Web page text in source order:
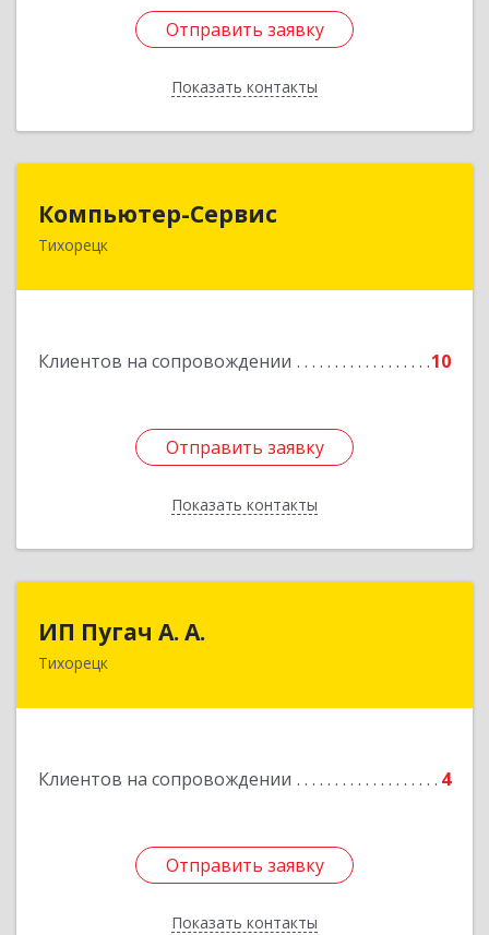
Отправить заявку
Показать контакты
Отправить заявку
Назад
Компьютер-Сервис
Тихорецк
Клиентов на сопровождении 10
Отправить заявку
Показать контакты
352040, Краснодарский край, Павловский р-н,
Отправить заявку
Назад
ИП Пугач А. А.
Тихорецк
Клиентов на сопровождении 4
Отправить заявку
Показать контакты
352114, Краснодарский край, Тихорецкий р-н,
Подробнее
Отправить заявку
Назад